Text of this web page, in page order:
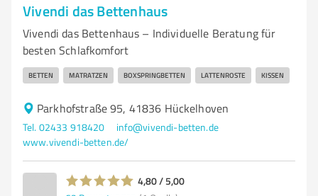
Vivendi das Bettenhaus
Vivendi das Bettenhaus – Individuelle Beratung für
besten Schlafkomfort
BETTEN MATRATZEN BOXSPRINGBETTEN LATTENROSTE KISSEN
Parkhofstraße 95, 41836 Hückelhoven
Tel. 02433 918420
info@vivendi-betten.de
www.vivendi-betten.de/
4,80 / 5,00